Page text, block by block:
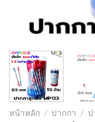
หน้าหลัก / ปากกา / ป